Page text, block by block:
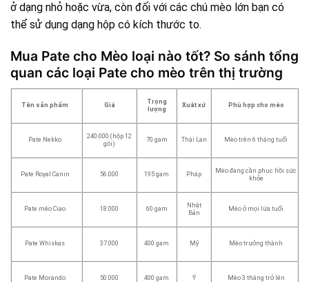
ở dạng nhỏ hoặc vừa, còn đối với các chú mèo lớn bạn có
thể sử dụng dạng hộp có kích thước to.
Mua Pate cho Mèo loại nào tốt? So sánh tổng
quan các loại Pate cho mèo trên thị trường
Tên sản phẩm Giá
Trọng
lượng
Xuất xứ Phù hợp cho mèo
Pate Nekko
240.000 (hộp 12
gói)
70 gam Thái Lan Mèo trên 6 tháng tuổi
Pate Royal Canin 56.000 195 gam Pháp
Mèo đang cần phục hồi sức
khỏe
Pate mèo Ciao 18.000 60 gam
Nhật
Bản
Mèo ở mọi lứa tuổi
Pate Whiskas 37.000 400 gam Mỹ Mèo trưởng thành
Pate Morando 50.000 400 gam Ý Mèo 3 tháng trở lên